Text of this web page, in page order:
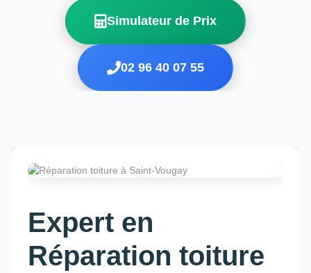
Simulateur de Prix
02 96 40 07 55
Expert en
Réparation toiture